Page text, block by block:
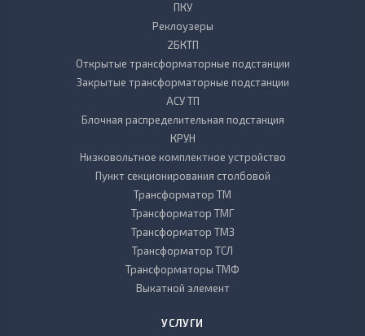
ПКУ
Реклоузеры
2БКТП
Открытые трансформаторные подстанции
Закрытые трансформаторные подстанции
АСУ ТП
Блочная распределительная подстанция
КРУН
Низковольтное комплектное устройство
Пункт секционирования столбовой
Трансформатор ТМ
Трансформатор ТМГ
Трансформатор ТМЗ
Трансформатор ТСЛ
Трансформаторы ТМФ
Выкатной элемент
УСЛУГИ